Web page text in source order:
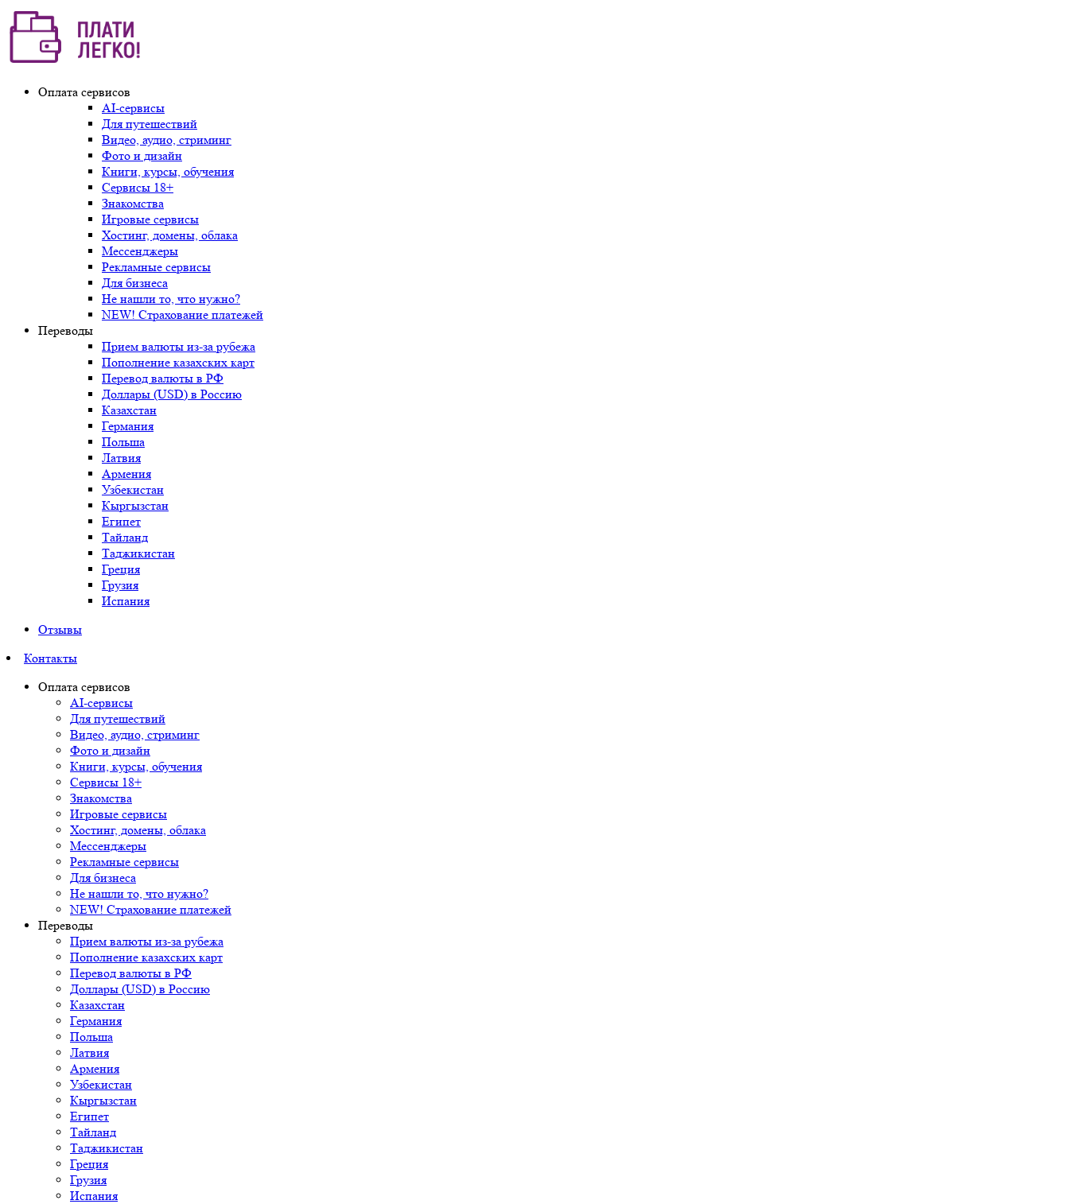
Оплата сервисов
AI-сервисы
Для путешествий
Видео, аудио, стриминг
Фото и дизайн
Книги, курсы, обучения
Сервисы 18+
Знакомства
Игровые сервисы
Хостинг, домены, облака
Мессенджеры
Рекламные сервисы
Для бизнеса
Не нашли то, что нужно?
NEW! Страхование платежей
Переводы
Прием валюты из-за рубежа
Пополнение казахских карт
Перевод валюты в РФ
Доллары (USD) в Россию
Казахстан
Германия
Польша
Латвия
Армения
Узбекистан
Кыргызстан
Египет
Тайланд
Таджикистан
Греция
Грузия
Испания
Отзывы
Контакты
Оплата сервисов
AI-сервисы
Для путешествий
Видео, аудио, стриминг
Фото и дизайн
Книги, курсы, обучения
Сервисы 18+
Знакомства
Игровые сервисы
Хостинг, домены, облака
Мессенджеры
Рекламные сервисы
Для бизнеса
Не нашли то, что нужно?
NEW! Страхование платежей
Переводы
Прием валюты из-за рубежа
Пополнение казахских карт
Перевод валюты в РФ
Доллары (USD) в Россию
Казахстан
Германия
Польша
Латвия
Армения
Узбекистан
Кыргызстан
Египет
Тайланд
Таджикистан
Греция
Грузия
Испания